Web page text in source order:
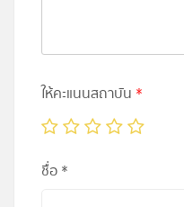
ให้คะแนนสถาบัน *
ชื่อ*